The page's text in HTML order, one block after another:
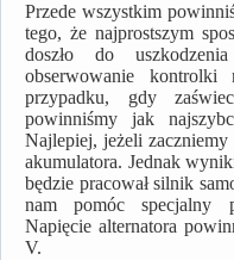
Przede wszystkim
tego, że najprostszym
doszło do
obserwowanie
przypadku, gdy
powinniśmy jak
Najlepiej, jeżeli
akumulatora. Jednak
będzie pracował silnik
nam pomóc specjalny
Napięcie alternatora
V.